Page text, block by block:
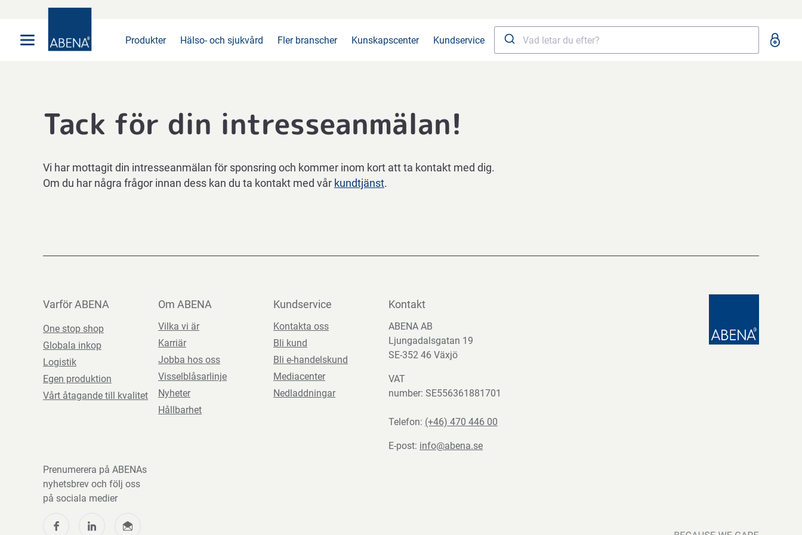
Produkter Hälso- och sjukvård Fler branscher Kunskapscenter Kundservice
Tack för din intresseanmälan!
Vi har mottagit din intresseanmälan för sponsring och kommer inom kort att ta kontakt med dig.
Om du har några frågor innan dess kan du ta kontakt med vår kundtjänst.
Varför ABENA
One stop shop
Globala inkop
Logistik
Egen produktion
Vårt åtagande till kvalitet
Om ABENA
Vilka vi är
Karriär
Jobba hos oss
Visselblåsarlinje
Nyheter
Hållbarhet
Kundservice
Kontakta oss
Bli kund
Bli e-handelskund
Mediacenter
Nedladdningar
Kontakt
ABENA AB
Ljungadalsgatan 19
SE-352 46 Växjö
VAT
number: SE556361881701
Telefon: (+46) 470 446 00
E-post: info@abena.se
Prenumerera på ABENAs
nyhetsbrev och följ oss
på sociala medier